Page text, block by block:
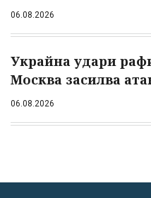
06.08.2026
Украйна удари
Москва засилва
06.08.2026